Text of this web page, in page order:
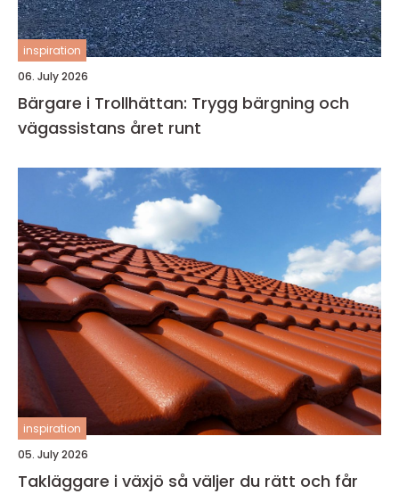
inspiration
06. July 2026
Bärgare i Trollhättan: Trygg bärgning och
vägassistans året runt
inspiration
05. July 2026
Takläggare i växjö så väljer du rätt och får